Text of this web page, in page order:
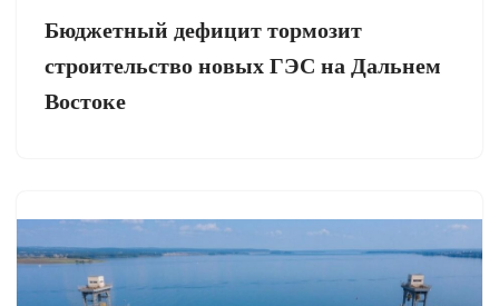
Бюджетный дефицит тормозит
строительство новых ГЭС на Дальнем
Востоке